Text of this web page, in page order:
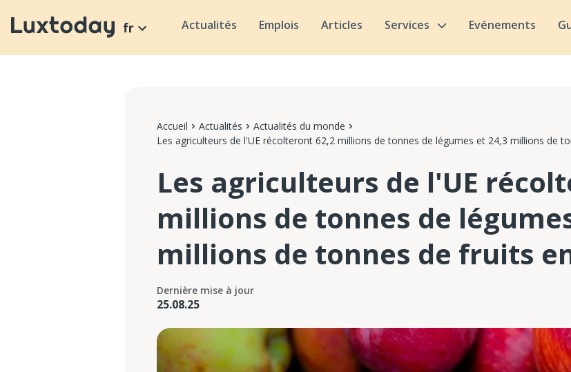
fr Actualités Emplois Articles Services Evénements
Accueil Actualités
Actualités du monde
Les agriculteurs de l'UE récolteront 62,2 millions de tonnes de légumes et 24,3 millions de
Les agriculteurs de l'UE
millions de tonnes de
millions de tonnes de fruits
Dernière mise à jour
25.08.25